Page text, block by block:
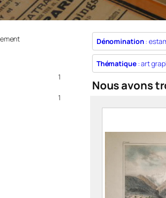
1
1
Dénomination :
Thématique: art
Nous avons